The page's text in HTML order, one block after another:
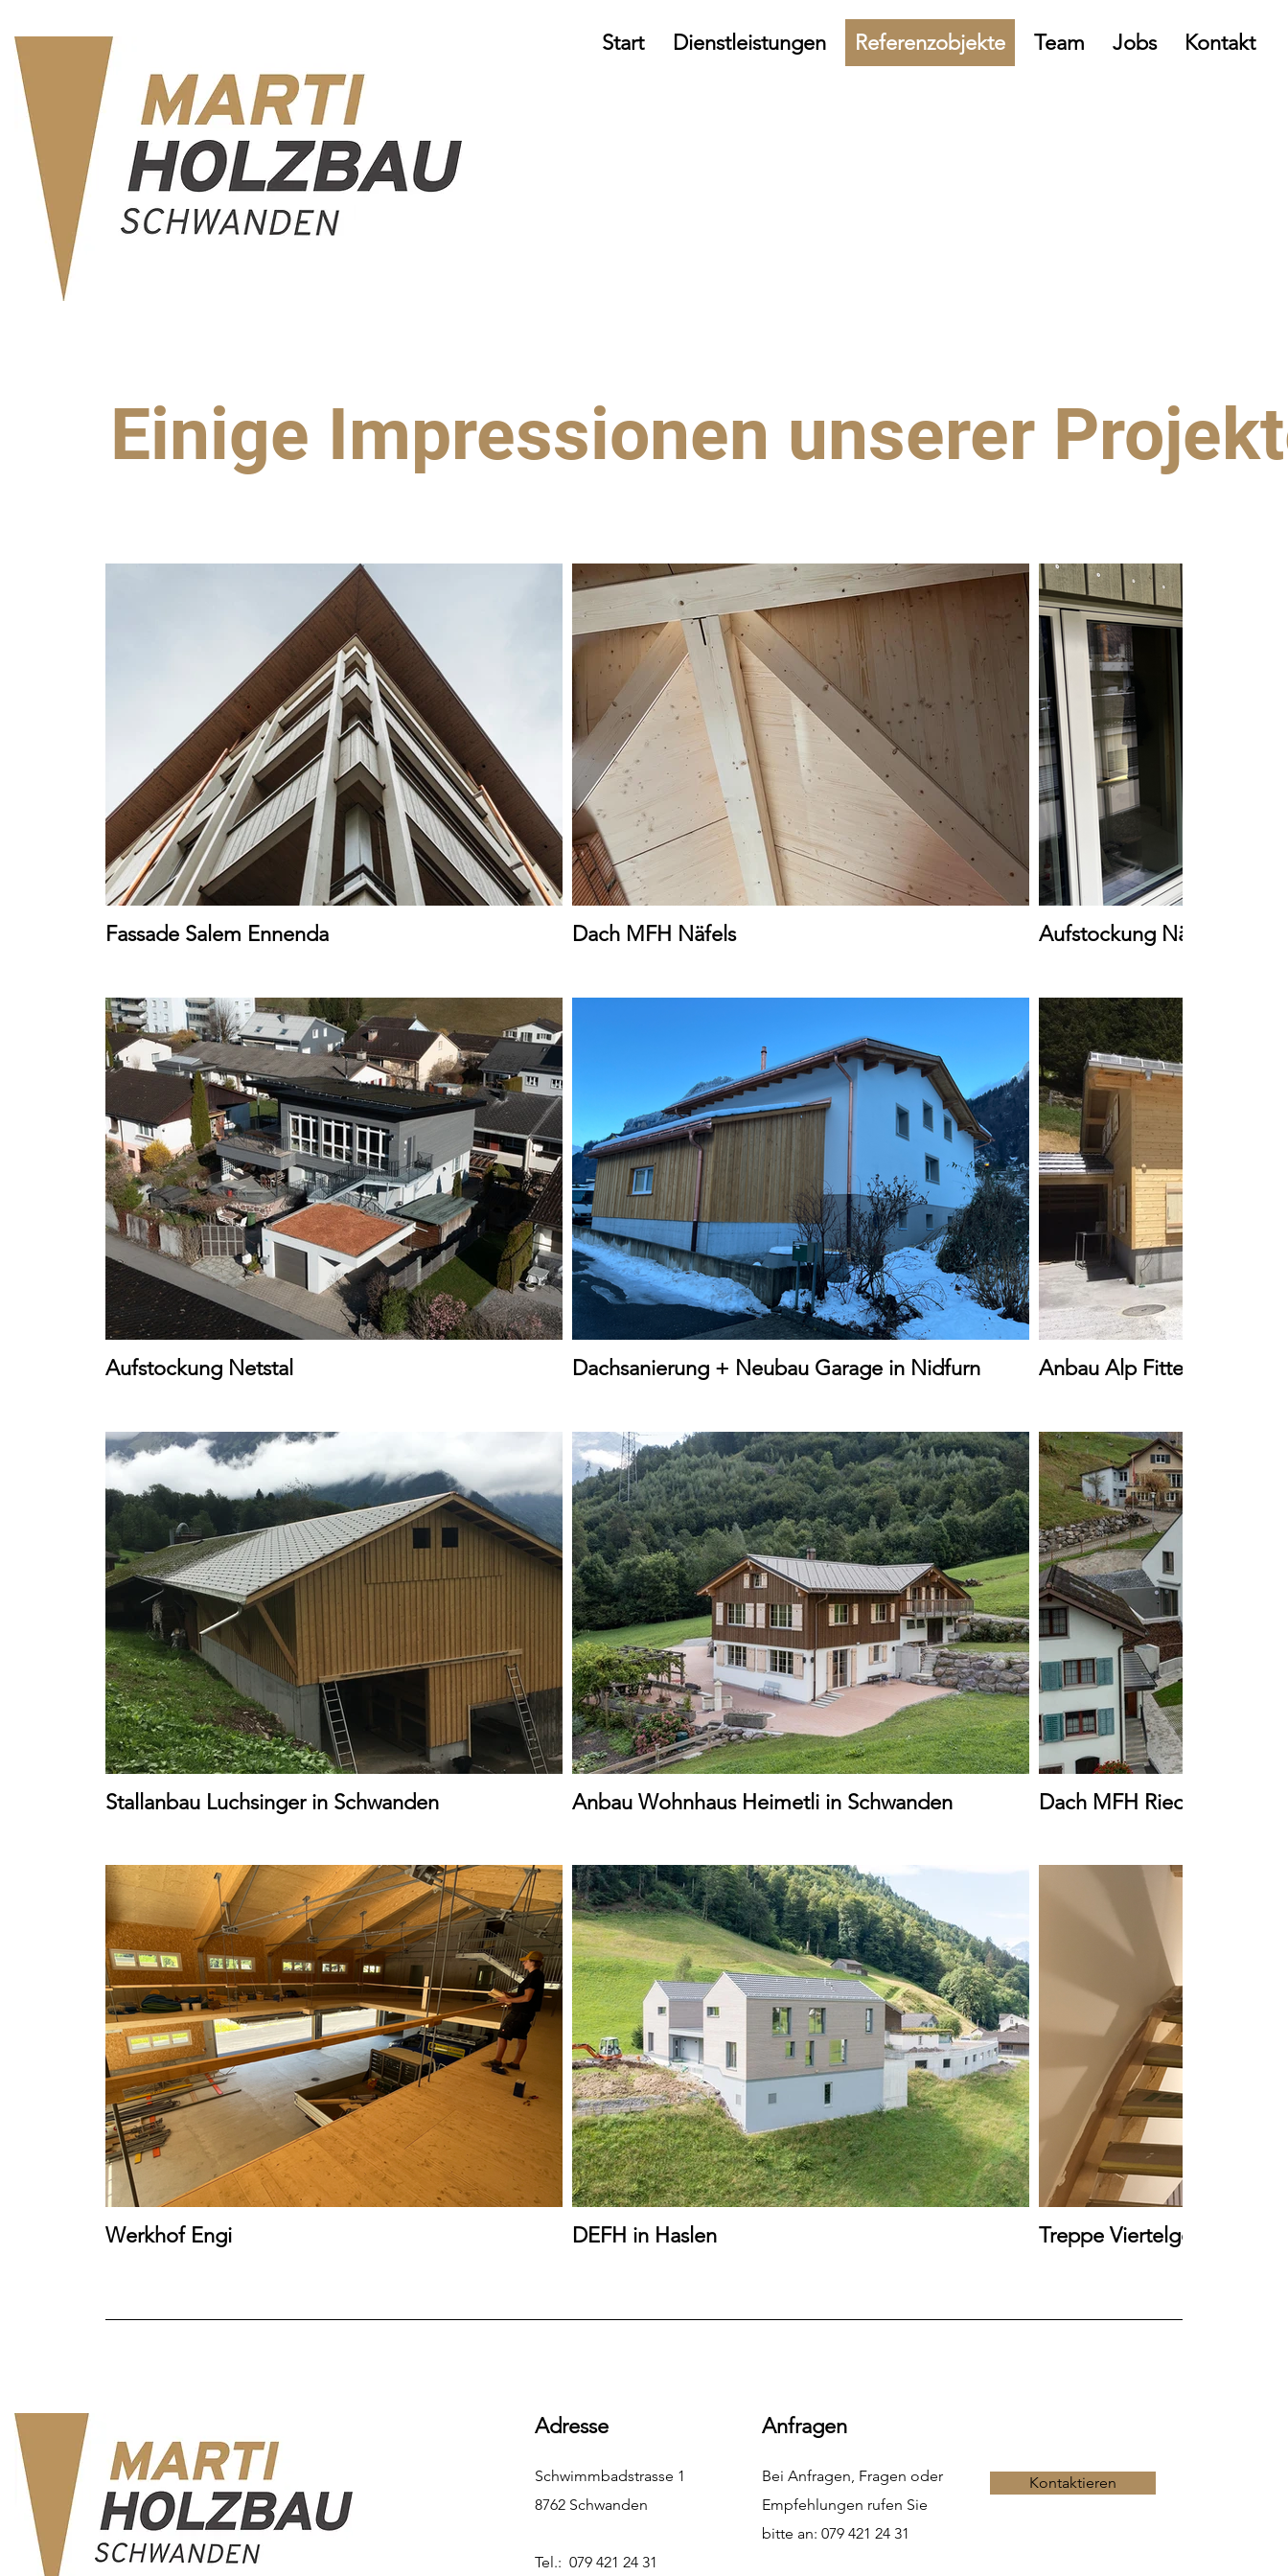
Start Dienstleistungen Referenzobjekte Team Jobs Kontakt
Einige Impressionen unserer
Fassade Salem Ennenda Dach MFH Näfels Aufstockung Näfels
Aufstockung Netstal Dachsanierung + Neubau Garage in Nidfurn Anbau Alp Fitteren
Stallanbau Luchsinger in Schwanden Anbau Wohnhaus Heimetli in Schwanden Dach MFH Riedern
Werkhof Engi DEFH in Haslen Treppe Viertelgewunden
Adresse
Schwimmbadstrasse 1
8762 Schwanden
Tel.: 079 421 24 31
Anfragen
Bei Anfragen, Fragen oder
Empfehlungen rufen Sie
bitte an: 079 421 24 31
Kontaktieren